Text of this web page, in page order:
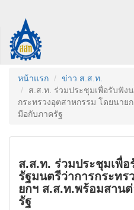
หน้าแรก
ข่าว ส.ส.ท.
ส.ส.ท. ร่วมประชุมเพื่อรับฟัง
กระทรวงอุตสาหกรรม โดยนา
มือกับภาครัฐ
ส.ส.ท. ร่วมประชุมเพื่อ
รัฐมนตรีว่าการกระท
ยกฯ ส.ส.ท.พร้อมสาน
รัฐ